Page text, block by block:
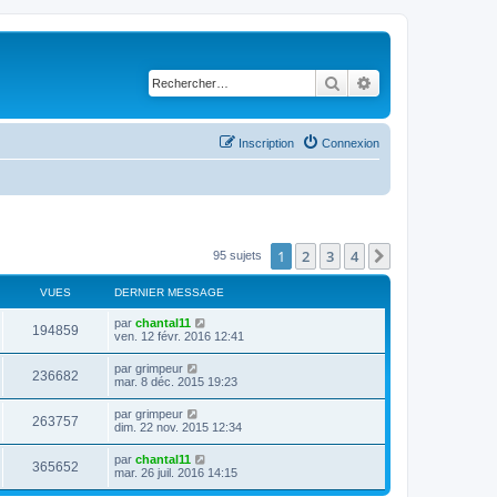
Rechercher
Connexion
Inscription
95 sujets 1 2 3 4
VUES DERNIER MESSAGE
194859
u
D
e
i
e
r
m
e
s
s
a
g
e
par chantal11
ven. 12 févr. 2016 12:41
236682
u
D
e
i
e
r
m
e
s
par grimpeur
mar. 8 déc. 2015 19:23
263757
u
D
e
i
e
r
par grimpeur
dim. 22 nov. 2015 12:34
365652
D
e
par chantal11
mar. 26 juil. 2016 14:15